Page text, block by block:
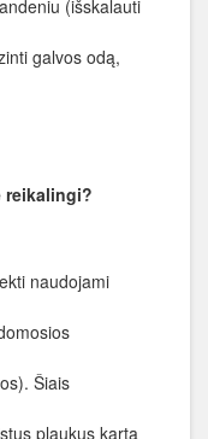
(išskalauti
galvos odą,
reikalingi?
naudojami
Šiais
plaukus kartą